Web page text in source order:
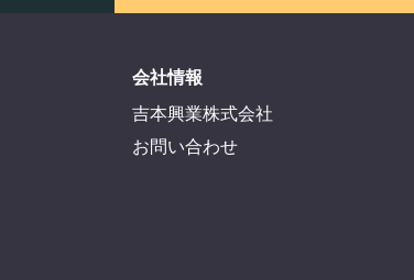
会社情報
吉本興業株式会社
お問い合わせ